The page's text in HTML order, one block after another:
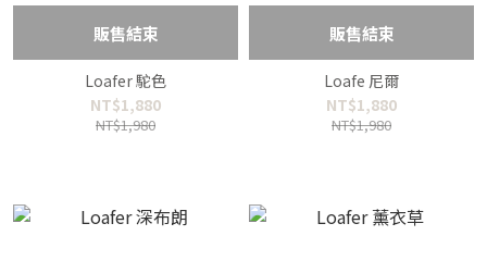
販售結束
Loafer 駝色
NT$1,880
NT$1,980
販售結束
Loafe 尼爾
NT$1,880
NT$1,980